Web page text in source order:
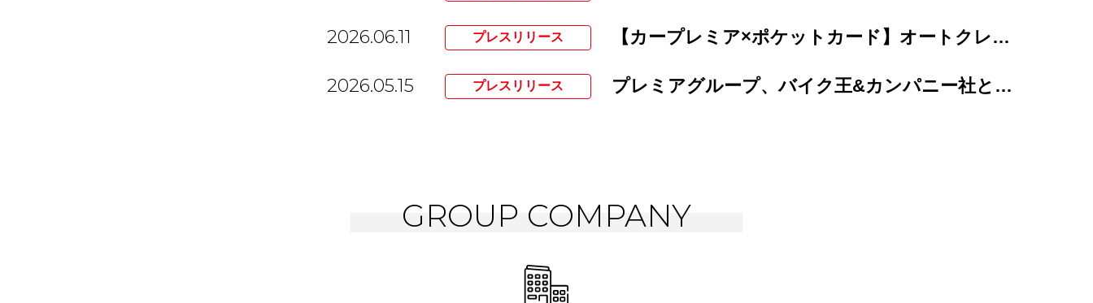
2026.06.11 プレスリリース 【カープレミア×ポケットカード】オートクレジットと同時に申し込めるクレジットカード 「...
2026.05.15 プレスリリース プレミアグループ、バイク王&カンパニー社との合弁会社「RIDE＆LINK」が...
GROUP COMPANY